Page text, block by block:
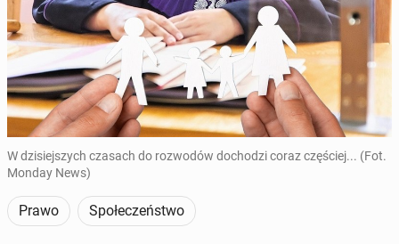
W dzisiejszych czasach do rozwodów dochodzi coraz częściej... (Fot.
Monday News)
Prawo Społeczeństwo